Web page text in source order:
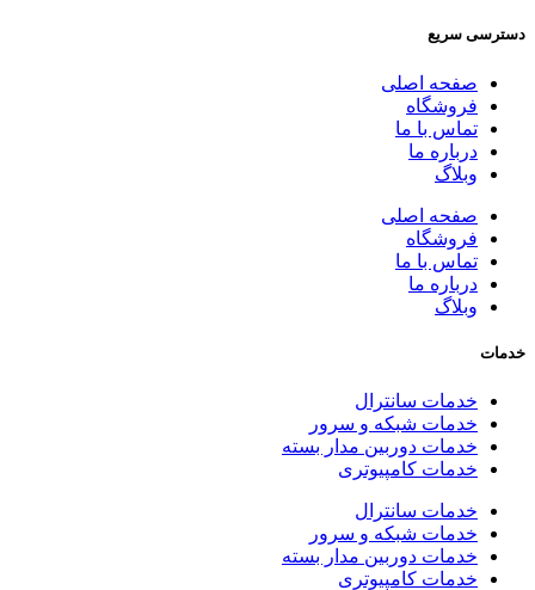
دسترسی سریع
صفحه اصلی
فروشگاه
تماس با ما
درباره ما
وبلاگ
صفحه اصلی
فروشگاه
تماس با ما
درباره ما
وبلاگ
خدمات
خدمات سانترال
خدمات شبکه و سرور
خدمات دوربین مدار بسته
خدمات کامپیوتری
خدمات سانترال
خدمات شبکه و سرور
خدمات دوربین مدار بسته
خدمات کامپیوتری